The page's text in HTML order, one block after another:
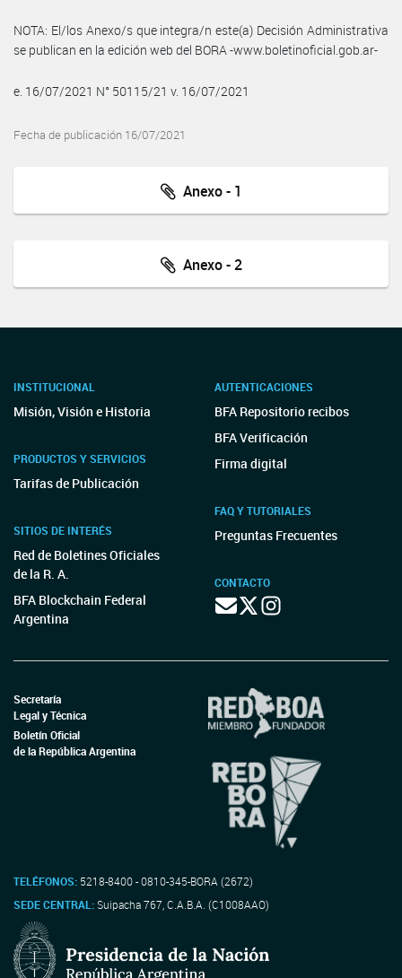
NOTA: El/los Anexo/s que integra/n este(a) Decisión Administrativa
se publican en la edición web del BORA -www.boletinoficial.gob.ar-
e. 16/07/2021 N° 50115/21 v. 16/07/2021
Fecha de publicación 16/07/2021
Anexo - 1
Anexo - 2
INSTITUCIONAL
Misión, Visión e Historia
PRODUCTOS Y SERVICIOS
Tarifas de Publicación
SITIOS DE INTERÉS
Red de Boletines Oficiales
de la R. A.
BFA Blockchain Federal
Argentina
AUTENTICACIONES
BFA Repositorio recibos
BFA Verificación
Firma digital
FAQ Y TUTORIALES
Preguntas Frecuentes
CONTACTO
Secretaría
Legal y Técnica
Boletín Oficial
de la República Argentina
TELÉFONOS: 5218-8400 - 0810-345-BORA (2672)
SEDE CENTRAL:Suipacha 767, C.A.B.A. (C1008AAO)